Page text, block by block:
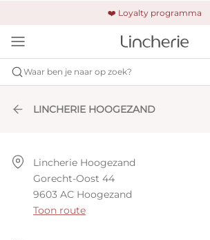
❤️ Loyalty programma
🚚 Gratis verzending & retour
🔒 Altijd veilig betalen
Waar ben je naar op zoek?
LINCHERIE HOOGEZAND
Lincherie Hoogezand
Gorecht-Oost 44
9603 AC Hoogezand
Toon route